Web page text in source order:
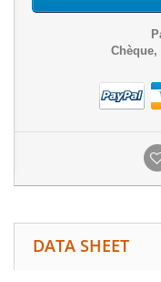
Chèque,
DATA SHEET